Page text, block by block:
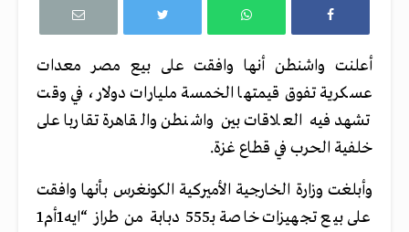
أعلنت واشنطن أنها وافقت على بيع مصر معدات
عسكرية تفوق قيمتها الخمسة مليارات دولار، في وقت
تشهد فيه العلاقات بين واشنطن والقاهرة تقاربا على
خلفية الحرب في قطاع غزة.
وأبلغت وزارة الخارجية الأميركية الكونغرس بأنها وافقت
على بيع تجهيزات خاصة بـ555 دبابة من طراز “ايه1أم1